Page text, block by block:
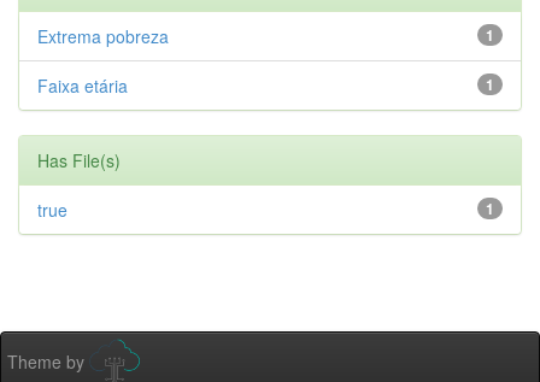
1
Extrema pobreza
1
Faixa etária
Has File(s)
1
true
Theme by